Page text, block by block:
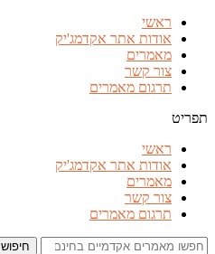
לתוכן
ראשי
אודות אתר אקדמג'יק
מאמרים
צור קשר
תרגום מאמרים
תפריט
ראשי
אודות אתר אקדמג'יק
מאמרים
צור קשר
תרגום מאמרים
חיפוש